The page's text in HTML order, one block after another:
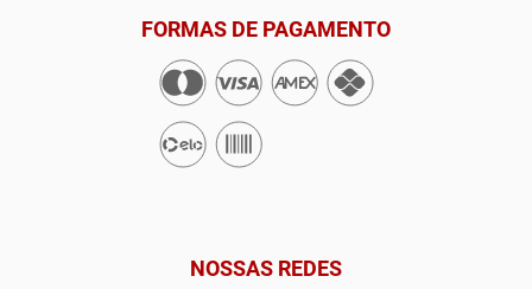
FORMAS DE PAGAMENTO
NOSSAS REDES